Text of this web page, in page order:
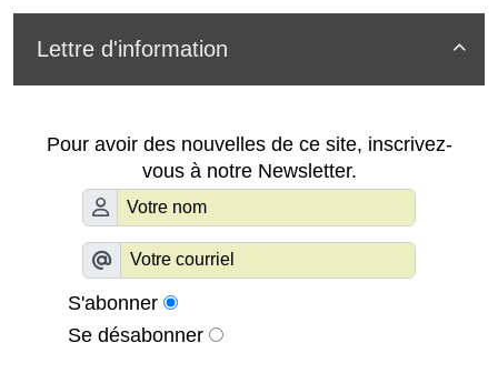

Lettre d'information
Pour avoir des nouvelles de ce site, inscrivez-
vous à notre Newsletter.
S'abonner
Se désabonner